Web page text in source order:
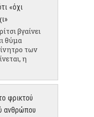
«όχι
βγαίνει
θύμα
των
η
φρικτού
ανθρώπου